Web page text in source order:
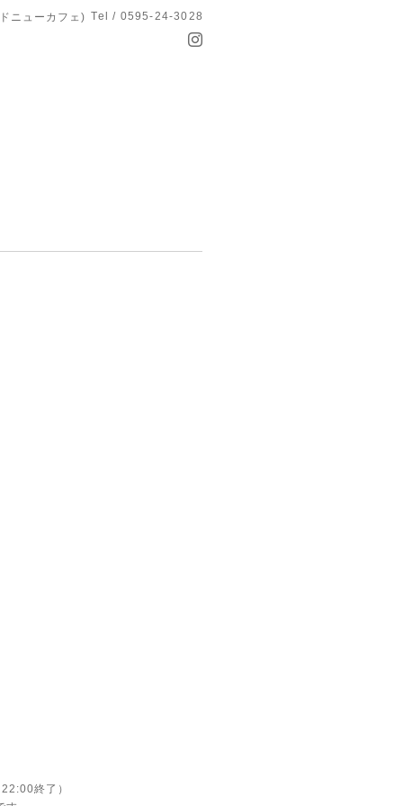
ニューカフェ) Tel / 0595-24-3028
終了）